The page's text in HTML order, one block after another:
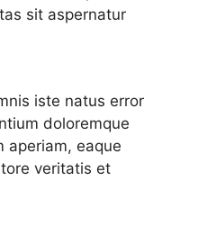
sit aspernatur
iste natus error
doloremque
aperiam, eaque
veritatis et